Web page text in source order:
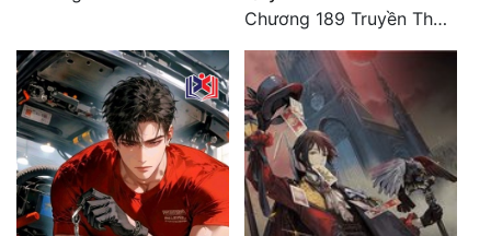
Chương 189 Truyền Thừa Võ Gia